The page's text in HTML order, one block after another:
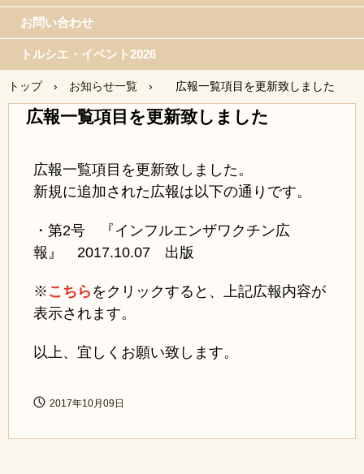
お問い合わせ
トルシエ・イベント2026
トップ › お知らせ一覧 › 広報一覧項目を更新致しました
広報一覧項目を更新致しました
広報一覧項目を更新致しました。
新規に追加された広報は以下の通りです。
・第2号 『インフルエンザワクチン広
報』 2017.10.07 出版
※ こちら をクリックすると、上記広報内容が
表示されます。
以上、宜しくお願い致します。
2017年10月09日